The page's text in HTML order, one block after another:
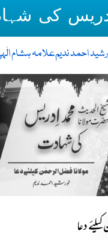
کی
احمد ندیمعلامہ ہشام
دعا